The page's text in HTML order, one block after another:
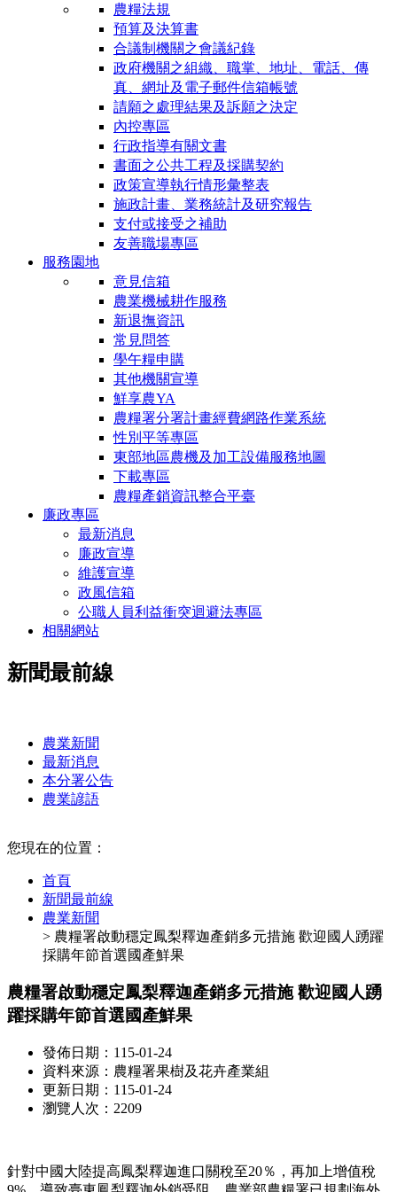
農糧法規
預算及決算書
合議制機關之會議紀錄
政府機關之組織、職掌、地址、電話、傳
真、網址及電子郵件信箱帳號
請願之處理結果及訴願之決定
內控專區
行政指導有關文書
書面之公共工程及採購契約
政策宣導執行情形彙整表
施政計畫、業務統計及研究報告
支付或接受之補助
友善職場專區
服務園地
意見信箱
農業機械耕作服務
新退撫資訊
常見問答
學午糧申購
其他機關宣導
鮮享農YA
農糧署分署計畫經費網路作業系統
性別平等專區
東部地區農機及加工設備服務地圖
下載專區
農糧產銷資訊整合平臺
廉政專區
最新消息
廉政宣導
維護宣導
政風信箱
公職人員利益衝突迴避法專區
相關網站
新聞最前線
農業新聞
最新消息
本分署公告
農業諺語
您現在的位置：
首頁
新聞最前線
農業新聞
> 農糧署啟動穩定鳳梨釋迦產銷多元措施 歡迎國人踴躍
採購年節首選國產鮮果
農糧署啟動穩定鳳梨釋迦產銷多元措施 歡迎國人踴
躍採購年節首選國產鮮果
發佈日期：115-01-24
資料來源：農糧署果樹及花卉產業組
更新日期：115-01-24
瀏覽人次：2209
針對中國大陸提高鳳梨釋迦進口關稅至20％，再加上增值稅